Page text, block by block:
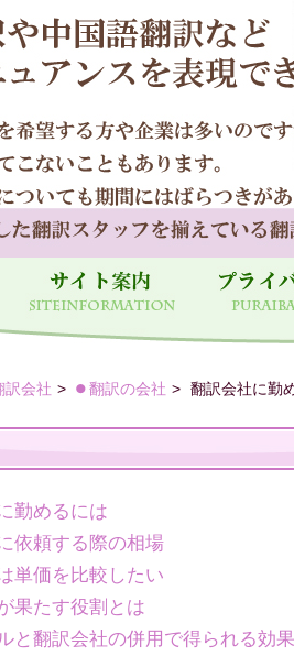
訳会社 翻訳の会社 翻訳会社に勤
勤めるには
依頼する際の相場
単価を比較したい
果たす役割とは
と翻訳会社の併用で得られる効果